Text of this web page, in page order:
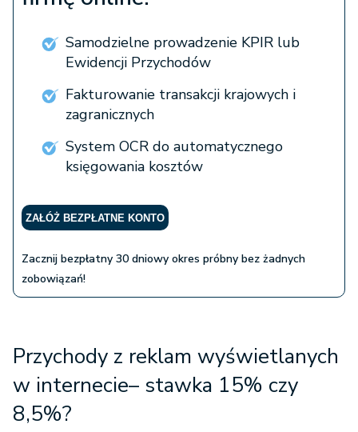
Samodzielne prowadzenie KPIR lub
Ewidencji Przychodów
Fakturowanie transakcji krajowych i
zagranicznych
System OCR do automatycznego
księgowania kosztów
ZAŁÓŻ BEZPŁATNE KONTO
Zacznij bezpłatny 30 dniowy okres próbny bez żadnych
zobowiązań!
Przychody z reklam wyświetlanych
w internecie– stawka 15% czy
8,5%?